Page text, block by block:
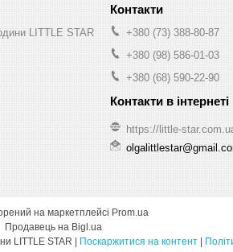
LITTLE STAR
+380 (73) 388-80-87
+380 (98) 586-01-03
+380 (68) 590-22-90
https://little-
на маркетплейсі Prom.ua
Продавець на Bigl.ua
Поскаржитися на контент